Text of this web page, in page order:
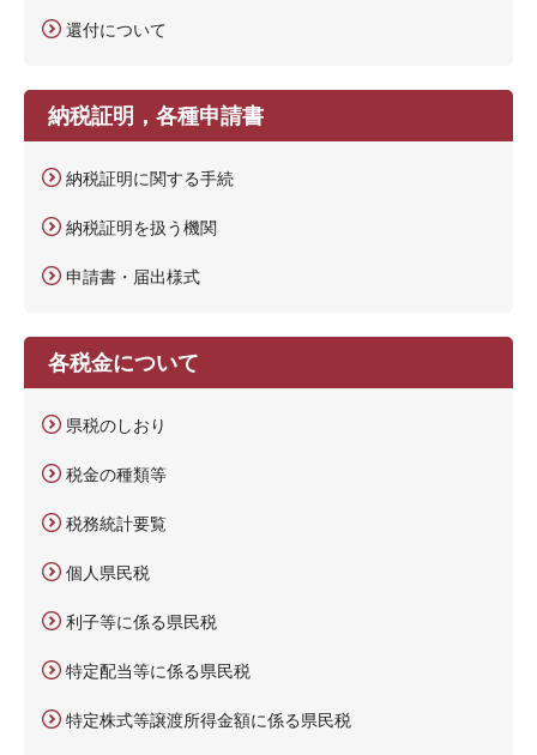
還付について
納税証明，各種申請書
納税証明に関する手続
納税証明を扱う機関
申請書・届出様式
各税金について
県税のしおり
税金の種類等
税務統計要覧
個人県民税
利子等に係る県民税
特定配当等に係る県民税
特定株式等譲渡所得金額に係る県民税